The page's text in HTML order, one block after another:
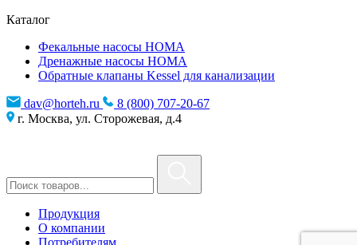
Каталог
Фекальные насосы HOMA
Дренажные насосы HOMA
Обратные клапаны Kessel для канализации
dav@horteh.ru
8 (800) 707-20-67
г. Москва, ул. Сторожевая, д.4
Продукция
О компании
Потребителям